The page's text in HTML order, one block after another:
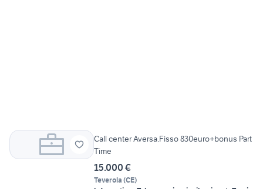
Call center Aversa.Fisso 830euro+bonus Part
Time
15.000 €
Teverola (CE)